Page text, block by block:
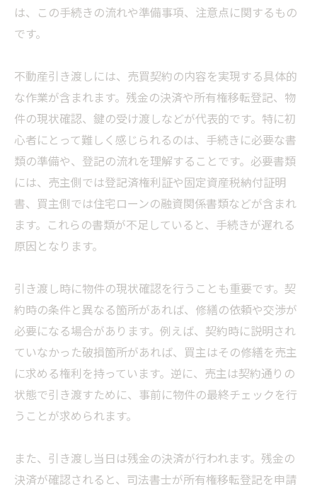
は、この手続きの流れや準備事項、注意点に関するもの
です。
不動産引き渡しには、売買契約の内容を実現する具体的
な作業が含まれます。残金の決済や所有権移転登記、物
件の現状確認、鍵の受け渡しなどが代表的です。特に初
心者にとって難しく感じられるのは、手続きに必要な書
類の準備や、登記の流れを理解することです。必要書類
には、売主側では登記済権利証や固定資産税納付証明
書、買主側では住宅ローンの融資関係書類などが含まれ
ます。これらの書類が不足していると、手続きが遅れる
原因となります。
引き渡し時に物件の現状確認を行うことも重要です。契
約時の条件と異なる箇所があれば、修繕の依頼や交渉が
必要になる場合があります。例えば、契約時に説明され
ていなかった破損箇所があれば、買主はその修繕を売主
に求める権利を持っています。逆に、売主は契約通りの
状態で引き渡すために、事前に物件の最終チェックを行
うことが求められます。
また、引き渡し当日は残金の決済が行われます。残金の
決済が確認されると、司法書士が所有権移転登記を申請